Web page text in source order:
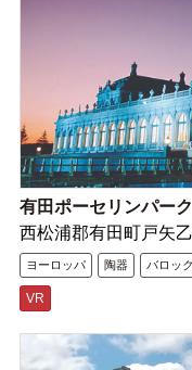
有田ポーセリンパーク
西松浦郡有田町戸矢
ヨーロッパ 陶器 バロッ
VR